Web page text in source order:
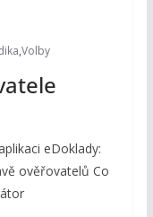
,Volby
eDoklady:
ověřovatelů Co